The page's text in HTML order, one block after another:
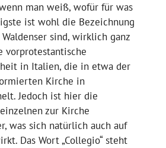
man weiß, wofür für was
ist wohl die Bezeichnung
Waldenser sind, wirklich ganz
vorprotestantische
in Italien, die in etwa der
Kirche in
Jedoch ist hier die
zur Kirche
was sich natürlich auch auf
Das Wort „Collegio“ steht